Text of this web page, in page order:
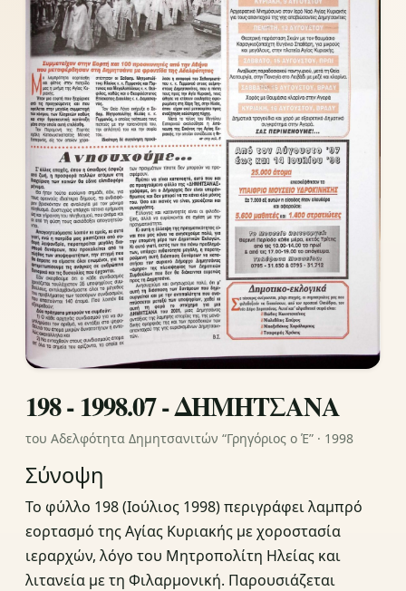
198 - 1998.07 - ΔΗΜΗΤΣΑΝΑ
του Αδελφότητα Δημητσανιτών “Γρηγόριος ο Έ” · 1998
Σύνοψη
Το φύλλο 198 (Ιούλιος 1998) περιγράφει λαμπρό
εορτασμό της Αγίας Κυριακής με χοροστασία
ιεραρχών, λόγο του Μητροπολίτη Ηλείας και
λιτανεία με τη Φιλαρμονική. Παρουσιάζεται